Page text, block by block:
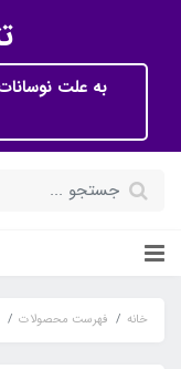
به علت
خانه فهرست محصولات